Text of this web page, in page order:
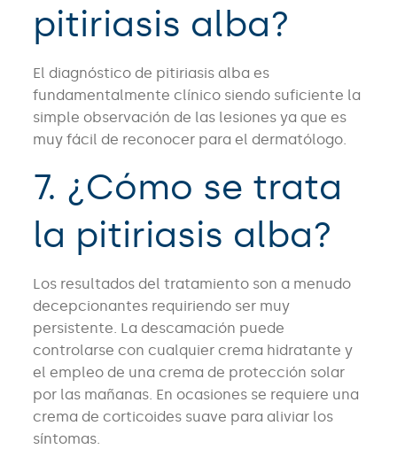
pitiriasis alba?
El diagnóstico de pitiriasis alba es
fundamentalmente clínico siendo suficiente la
simple observación de las lesiones ya que es
muy fácil de reconocer para el dermatólogo.
7. ¿Cómo se trata
la pitiriasis alba?
Los resultados del tratamiento son a menudo
decepcionantes requiriendo ser muy
persistente. La descamación puede
controlarse con cualquier crema hidratante y
el empleo de una crema de protección solar
por las mañanas. En ocasiones se requiere una
crema de corticoides suave para aliviar los
síntomas.